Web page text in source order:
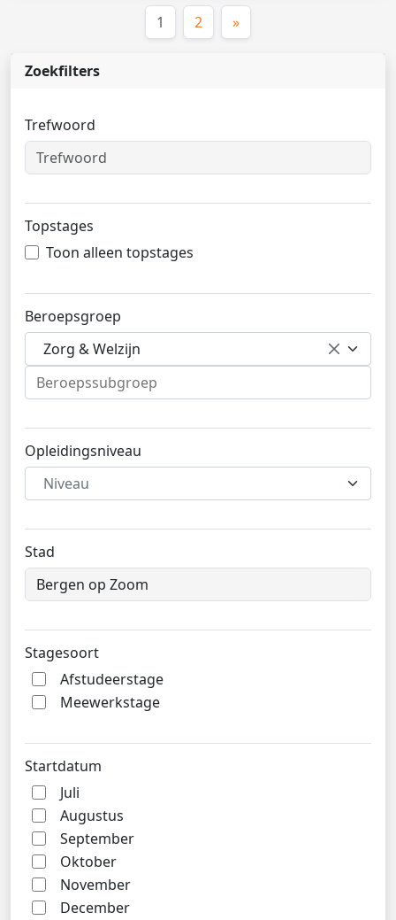
Zoekfilters
Trefwoord
Topstages
Toon alleen topstages
Beroepsgroep
Zorg & Welzijn
Opleidingsniveau
Niveau
Stad
Stagesoort
Afstudeerstage
Meewerkstage
Startdatum
Juli
Augustus
September
Oktober
November
December
1 (huidige)
2 »